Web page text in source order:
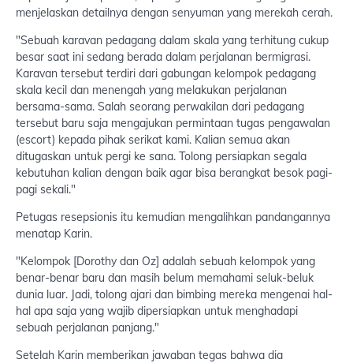
menjelaskan detailnya dengan senyuman yang merekah cerah.
"Sebuah karavan pedagang dalam skala yang terhitung cukup
besar saat ini sedang berada dalam perjalanan bermigrasi.
Karavan tersebut terdiri dari gabungan kelompok pedagang
skala kecil dan menengah yang melakukan perjalanan
bersama-sama. Salah seorang perwakilan dari pedagang
tersebut baru saja mengajukan permintaan tugas pengawalan
(escort) kepada pihak serikat kami. Kalian semua akan
ditugaskan untuk pergi ke sana. Tolong persiapkan segala
kebutuhan kalian dengan baik agar bisa berangkat besok pagi-
pagi sekali."
Petugas resepsionis itu kemudian mengalihkan pandangannya
menatap Karin.
"Kelompok [Dorothy dan Oz] adalah sebuah kelompok yang
benar-benar baru dan masih belum memahami seluk-beluk
dunia luar. Jadi, tolong ajari dan bimbing mereka mengenai hal-
hal apa saja yang wajib dipersiapkan untuk menghadapi
sebuah perjalanan panjang."
Setelah Karin memberikan jawaban tegas bahwa dia